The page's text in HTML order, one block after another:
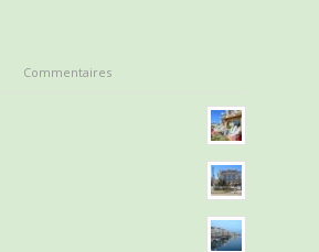
Commentaires